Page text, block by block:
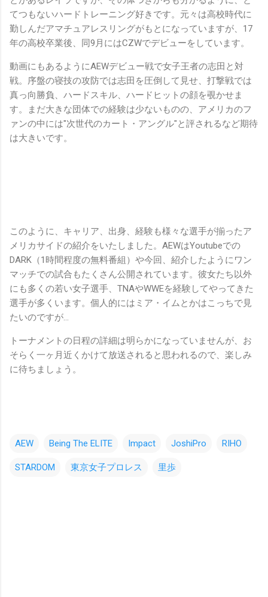
てつもないハードトレーニング好きです。元々は高校時代に
勤しんだアマチュアレスリングがもとになっていますが、17
年の高校卒業後、同9月にはCZWでデビューをしています。
動画にもあるようにAEWデビュー戦で女子王者の志田と対
戦。序盤の寝技の攻防では志田を圧倒して見せ、打撃戦では
真っ向勝負、ハードスキル、ハードヒットの顔を覗かせま
す。まだ大きな団体での経験は少ないものの、アメリカのフ
ァンの中には"次世代のカート・アングル"と評されるなど期待
は大きいです。
このように、キャリア、出身、経験も様々な選手が揃ったア
メリカサイドの紹介をいたしました。AEWはYoutubeでの
DARK（1時間程度の無料番組）や今回、紹介したようにワン
マッチでの試合もたくさん公開されています。彼女たち以外
にも多くの若い女子選手、TNAやWWEを経験してやってきた
選手が多くいます。個人的にはミア・イムとかはこっちで見
たいのですが…
トーナメントの日程の詳細は明らかになっていませんが、お
そらく一ヶ月近くかけて放送されると思われるので、楽しみ
に待ちましょう。
AEW Being The ELITE Impact JoshiPro RIHO
STARDOM 東京女子プロレス 里歩